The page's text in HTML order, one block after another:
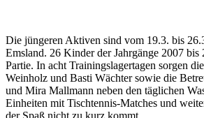
Die jüngeren Aktiven sind vom 19.3. bis
Emsland. 26 Kinder der Jahrgänge 2007
Partie. In acht Trainingslagertagen sorgen
Weinholz und Basti Wächter sowie die
und Mira Mallmann neben den täglichen
Einheiten mit Tischtennis-Matches und